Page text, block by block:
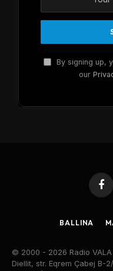
By signing up,
our
BALLINA
© 2000 - 2026 Radio VALA
Diellit, str. Eqrem Çabej B-